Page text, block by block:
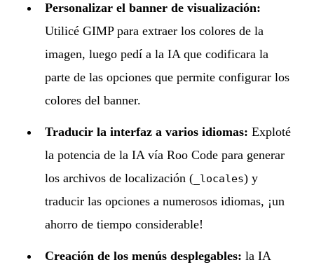
Personalizar el banner de visualización:
Utilicé GIMP para extraer los colores de la
imagen, luego pedí a la IA que codificara la
parte de las opciones que permite configurar los
colores del banner.
Traducir la interfaz a varios idiomas: Exploté
la potencia de la IA vía Roo Code para generar
los archivos de localización ( _locales) y
traducir las opciones a numerosos idiomas, ¡un
ahorro de tiempo considerable!
Creación de los menús desplegables: la IA